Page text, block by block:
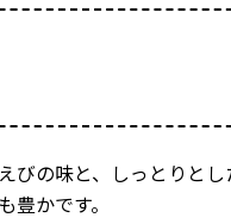
びの味と、しっとりとし
豊かです。